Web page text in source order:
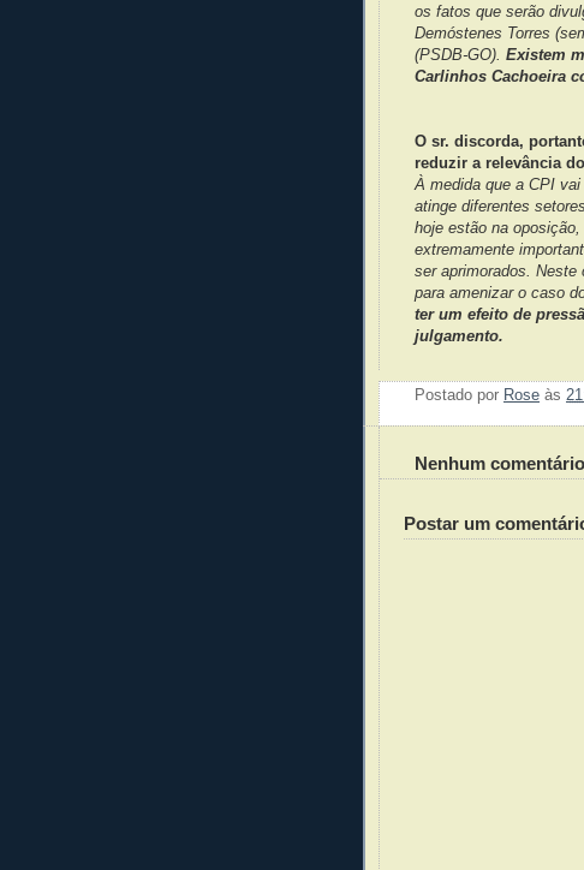
os fatos que serão
Demóstenes Torres
(PSDB-GO). Existem
Carlinhos Cachoeira
O sr. discorda,
reduzir a relevância
À medida que a CPI
atinge diferentes
hoje estão na
extremamente
ser aprimorados. Neste
para amenizar o caso
ter um efeito de
julgamento.
Postado por Rose às
Nenhum
Postar um